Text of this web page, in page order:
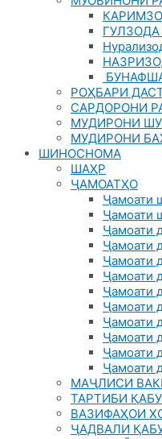
ГУЛЗОДА
РОҲБАРИ
САРДОРОНИ
МУДИРОНИ
МУДИРОНИ
ШИНОСНОМА
ШАҲР
ҶАМОАТҲО
Ҷамоати
Ҷамоати
Ҷамоати
Ҷамоати
Ҷамоати
Ҷамоати
Ҷамоати
Ҷамоати
Ҷамоати
Ҷамоати
Ҷамоати
Ҷамоати
МАҶЛИСИ
ТАРТИБИ
ВАЗИФАҲОИ
ҶАДВАЛИ